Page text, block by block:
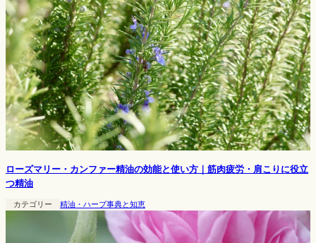
ローズマリー・カンファー精油の効能と使い方｜筋肉疲労・肩こりに役立
つ精油
カテゴリー 精油・ハーブ事典と知恵